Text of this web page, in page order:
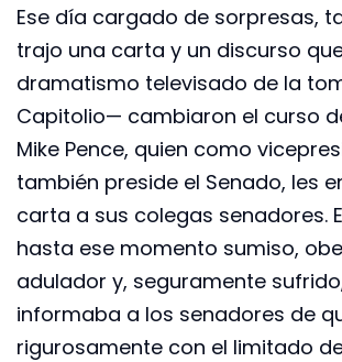
Ese día cargado de sorpresas,
trajo una carta y un discurso
dramatismo televisado de la
Capitolio— cambiaron el curso
Mike Pence, quien como
también preside el Senado, les
carta a sus colegas senadores.
hasta ese momento sumiso,
adulador y, seguramente
informaba a los senadores de
rigurosamente con el limitado